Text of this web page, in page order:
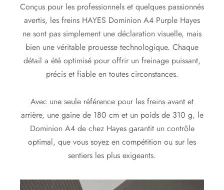
Conçus pour les professionnels et quelques passionnés
avertis, les freins HAYES Dominion A4 Purple Hayes
ne sont pas simplement une déclaration visuelle, mais
bien une véritable prouesse technologique. Chaque
détail a été optimisé pour offrir un freinage puissant,
précis et fiable en toutes circonstances.
Avec une seule référence pour les freins avant et
arrière, une gaine de 180 cm et un poids de 310 g, le
Dominion A4 de chez Hayes garantit un contrôle
optimal, que vous soyez en compétition ou sur les
sentiers les plus exigeants.